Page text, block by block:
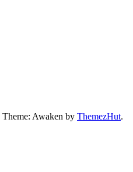
Theme: Awaken by ThemezHut.